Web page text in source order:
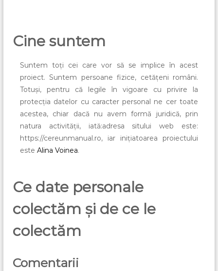
Cine suntem
Suntem toți cei care vor să se implice în acest
proiect. Suntem persoane fizice, cetățeni români.
Totuși, pentru că legile în vigoare cu privire la
protecția datelor cu caracter personal ne cer toate
acestea, chiar dacă nu avem formă juridică, prin
natura activității, iată:adresa sitului web este:
https://cereunmanual.ro, iar inițiatoarea proiectului
esteAlina Voinea.
Ce date personale
colectăm și de ce le
colectăm
Comentarii